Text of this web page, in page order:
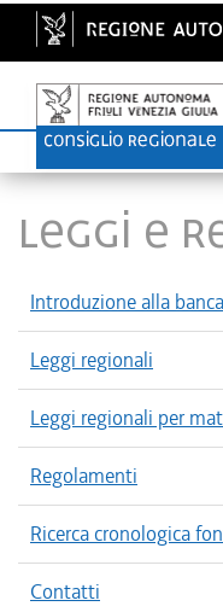
LEGGI E
Introduzione alla
Leggi regionali
Leggi regionali per
Regolamenti
Ricerca cronologica
Contatti